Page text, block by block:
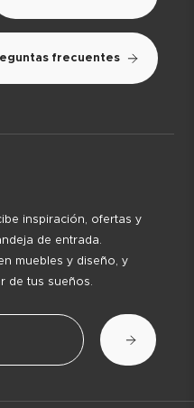
frecuentes
inspiración, ofertas y
de entrada.
muebles y diseño, y
de tus sueños.